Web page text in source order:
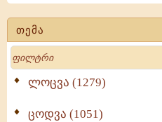
თემა
Search
ლოცვა (1279)
ცოდვა (1051)